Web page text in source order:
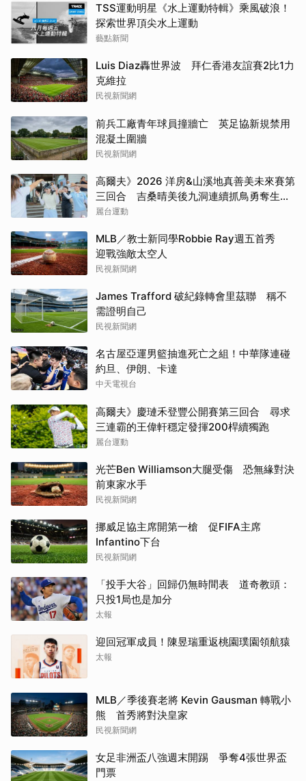
TSS運動明星《水上運動特輯》乘風破浪！
探索世界頂尖水上運動
藝點新聞
Luis Diaz轟世界波 拜仁香港友誼賽2比1力
克維拉
民視新聞網
前兵工廠青年球員撞牆亡 英足協新規禁用
混凝土圍牆
民視新聞網
高爾夫》2026 洋房&山溪地真善美未來賽第
三回合 吉桑晴美後九洞連續抓鳥勇奪生涯
首冠
麗台運動
MLB／教士新同學Robbie Ray週五首秀
迎戰強敵太空人
民視新聞網
James Trafford 破紀錄轉會里茲聯 稱不
需證明自己
民視新聞網
名古屋亞運男籃抽進死亡之組！中華隊連碰
約旦、伊朗、卡達
中天電視台
高爾夫》慶璉禾登豐公開賽第三回合 尋求
三連霸的王偉軒穩定發揮200桿續獨跑
麗台運動
光芒Ben Williamson大腿受傷 恐無緣對決
前東家水手
民視新聞網
挪威足協主席開第一槍 促FIFA主席
Infantino下台
民視新聞網
「投手大谷」回歸仍無時間表 道奇教頭：
只投1局也是加分
太報
迎回冠軍成員！陳昱瑞重返桃園璞園領航猿
太報
MLB／季後賽老將 Kevin Gausman 轉戰小
熊 首秀將對決皇家
民視新聞網
女足非洲盃八強週末開踢 爭奪4張世界盃
門票